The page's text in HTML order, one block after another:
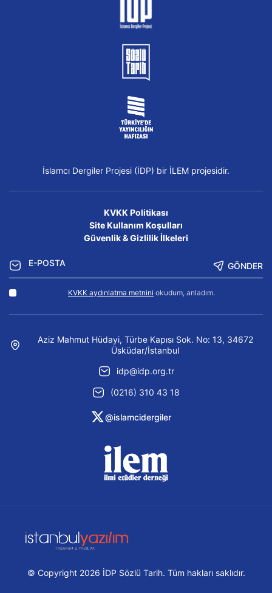
İslamcı Dergiler Projesi (İDP) bir İLEM projesidir.
KVKK Politikası
Site Kullanım Koşulları
Güvenlik & Gizlilik İlkeleri
GÖNDER
KVKK aydınlatma metnini okudum, anladım.
Aziz Mahmut Hüdayi, Türbe Kapısı Sok. No: 13, 34672
Üsküdar/İstanbul
idp@idp.org.tr
(0216) 310 43 18
@islamcidergiler
© Copyright 2026 İDP Sözlü Tarih. Tüm hakları saklıdır.